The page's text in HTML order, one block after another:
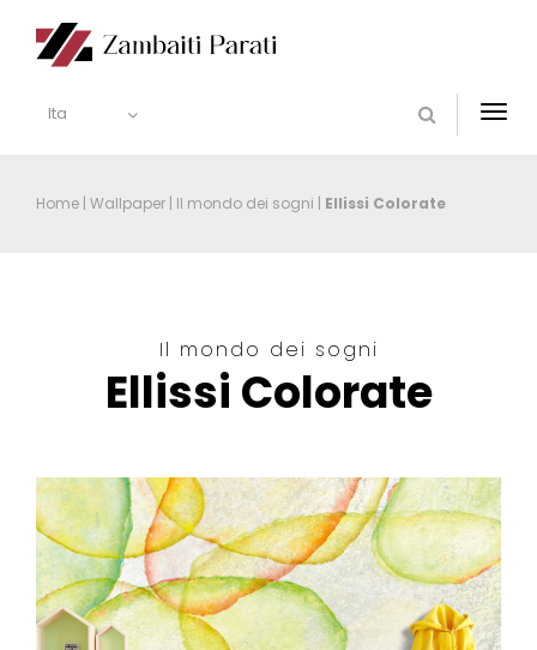
Ita
Home | Wallpaper | Il mondo dei sogni | Ellissi Colorate
Il mondo dei sogni
Ellissi Colorate